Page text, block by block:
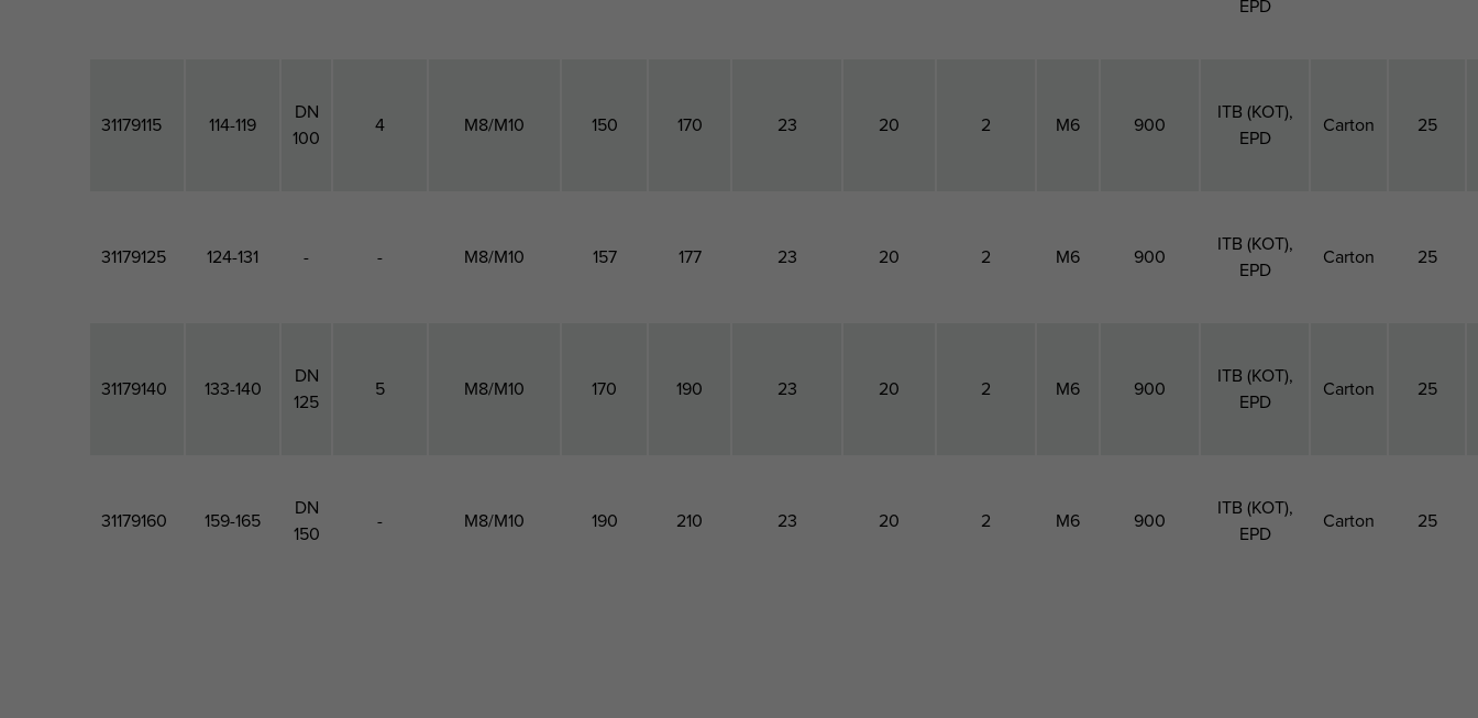
EPD
31179115 114-119
DN
100
4 M8/M10 150 170 23 20 2 M6 900
ITB (KOT),
EPD
Carton 25
31179125 124-131 - - M8/M10 157 177 23 20 2 M6 900
ITB (KOT),
EPD
Carton 25
31179140 133-140
DN
125
5 M8/M10 170 190 23 20 2 M6 900
ITB (KOT),
EPD
Carton 25
31179160 159-165
DN
150
- M8/M10 190 210 23 20 2 M6 900
ITB (KOT),
EPD
Carton 25